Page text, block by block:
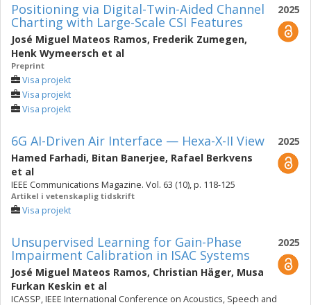
2025
Positioning via Digital-Twin-Aided Channel
Charting with Large-Scale CSI Features
José Miguel Mateos Ramos, Frederik Zumegen,
Henk Wymeersch et al
Preprint
Visa projekt
Visa projekt
Visa projekt
2025
6G AI-Driven Air Interface — Hexa-X-II View
Hamed Farhadi, Bitan Banerjee, Rafael Berkvens
et al
IEEE Communications Magazine. Vol. 63 (10), p. 118-125
Artikel i vetenskaplig tidskrift
Visa projekt
2025
Unsupervised Learning for Gain-Phase
Impairment Calibration in ISAC Systems
José Miguel Mateos Ramos, Christian Häger, Musa
Furkan Keskin et al
ICASSP, IEEE International Conference on Acoustics, Speech and